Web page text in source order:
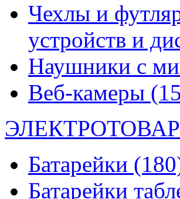
Чехлы и
устройств и
Наушники с
Веб-камеры
Батарейки
Батарейки